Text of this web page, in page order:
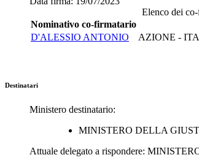
Elenco dei
Nominativo co-firmatario
D'ALESSIO ANTONIO
AZIONE -
Destinatari
Ministero destinatario:
MINISTERO DELLA
Attuale delegato a rispondere: